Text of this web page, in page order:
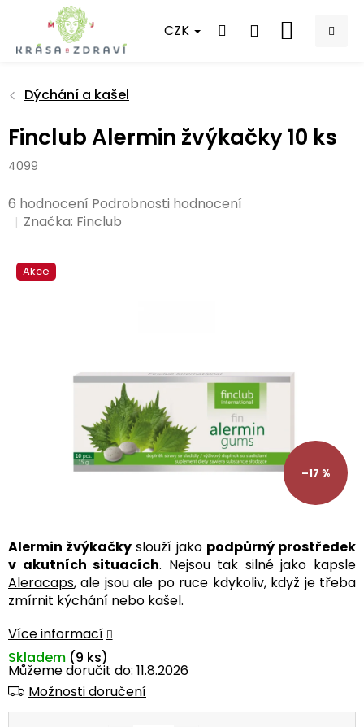
obsah
CZK
NÁKUPNÍ
Dýchání a kašel
Finclub Alermin žvýkačky 10 ks
4099
Průměrné
hodnocení
5,0
6 hodnocení Podrobnosti hodnocení
Značka: Finclub
–17 %
Akce
Alermin žvýkačky slouží jako podpůrný prostředek
v akutních situacích. Nejsou tak silné jako kapsle
Aleracaps, ale jsou ale po ruce kdykoliv, když je třeba
zmírnit kýchání nebo kašel.
Více informací
Můžeme doručit do: 11.8.2026
Možnosti doručení
Skladem (9 ks)